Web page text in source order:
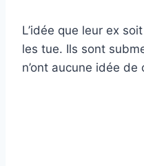
L’idée que leur ex
les tue. Ils sont
n’ont aucune idée de